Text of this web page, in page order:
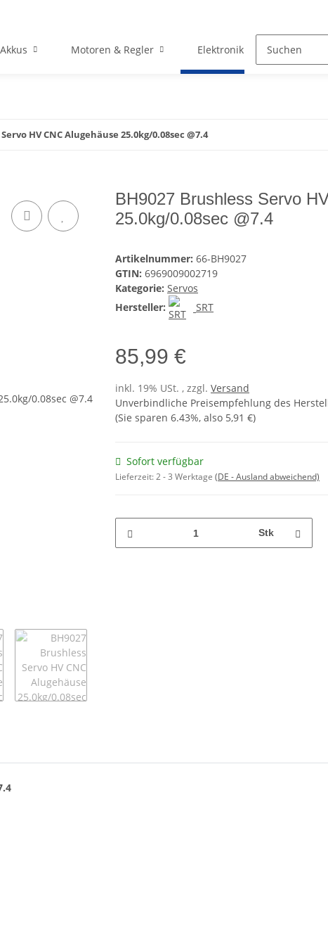
Akkus Motoren & Regler Elektronik Zubehör
HV CNC Alugehäuse 25.0kg/0.08sec @7.4
BH9027 Brushless Servo
25.0kg/0.08sec @7.4
Artikelnummer: 66-BH9027
GTIN: 6969009002719
Kategorie: Servos
Hersteller:
SRT
85,99 €
inkl. 19% USt. , zzgl. Versand
Unverbindliche Preisempfehlung des
(Sie sparen 6.43%, also 5,91 €)
Sofort verfügbar
Lieferzeit:2 - 3 Werktage (DE - Ausland abweichend)
Stk